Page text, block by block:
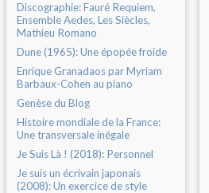
Discographie: Fauré Requiem,
Ensemble Aedes, Les Siècles,
Mathieu Romano
Dune (1965): Une épopée froide
Enrique Granadaos par Myriam
Barbaux-Cohen au piano
Genèse du Blog
Histoire mondiale de la France:
Une transversale inégale
Je Suis Là ! (2018): Personnel
Je suis un écrivain japonais
(2008): Un exercice de style